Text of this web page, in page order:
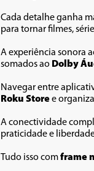
Cada detalhe ganha
para tornar filmes,
A experiência sonora
somados ao Dolby
Navegar entre
Roku Store e
A conectividade
praticidade e
Tudo isso com frame